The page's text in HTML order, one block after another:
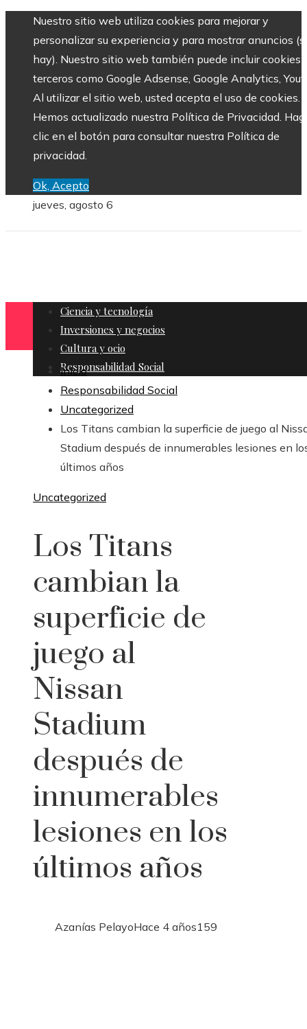
Nuestro sitio web utiliza cookies para mejorar y
personalizar su experiencia y para mostrar anuncios
hay). Nuestro sitio web también puede incluir cookies
terceros como Google Adsense, Google Analytics,
Al utilizar el sitio web, usted acepta el uso de cookies.
Hemos actualizado nuestra Política de Privacidad.
clic en el botón para consultar nuestra Política de
privacidad.
Ok, Acepto
jueves, agosto 6
Ciencia y tecnología
Inversiones y negocios
Cultura y ocio
Responsabilidad Social
Inicio
Responsabilidad Social
Uncategorized
Los Titans cambian la superficie de juego al
Stadium después de innumerables lesiones en
últimos años
Uncategorized
Los Titans
cambian la
superficie de
juego al
Nissan
Stadium
después de
innumerables
lesiones en los
últimos años
Azanías PelayoHace 4 años159